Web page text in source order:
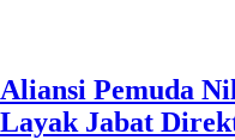
Aliansi Pemuda
Layak Jabat